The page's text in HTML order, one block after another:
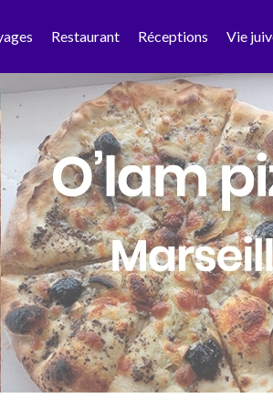
Restaurant Réceptions Vie